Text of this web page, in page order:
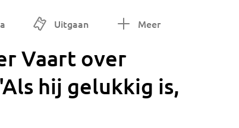
Uitgaan Meer
Vaart over
hij gelukkig is,